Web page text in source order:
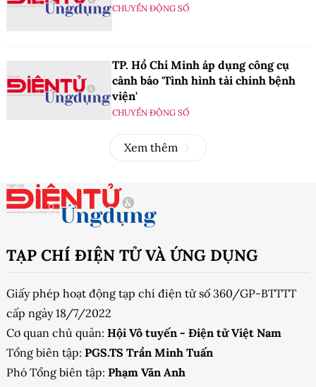
CHUYỂN ĐỘNG SỐ
TP. Hồ Chí Minh áp dụng công cụ
cảnh báo 'Tình hình tài chính bệnh
viện'
CHUYỂN ĐỘNG SỐ
Xem thêm
TẠP CHÍ ĐIỆN TỬ VÀ ỨNG DỤNG
Giấy phép hoạt động tạp chí điện tử số 360/GP-BTTTT
cấp ngày 18/7/2022
Cơ quan chủ quản: Hội Vô tuyến - Điện tử Việt Nam
Tổng biên tập: PGS.TS Trần Minh Tuấn
Phó Tổng biên tập: Phạm Văn Anh